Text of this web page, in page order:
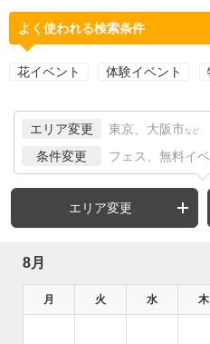
よく使われる検索条件
花イベント 体験イベント
エリア変更 東京、大阪市 など
条件変更 フェス、無料イ
エリア変更
8月
月 火 水 木